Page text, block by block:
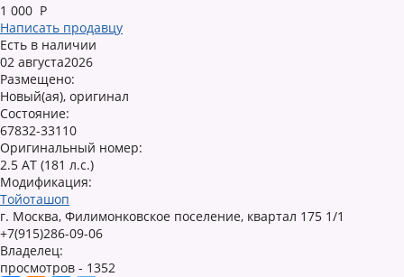
1 000 Р
Написать продавцу
Есть в наличии
02 августа2026
Размещено:
Новый(ая), оригинал
Состояние:
67832-33110
Оригинальный номер:
2.5 AT (181 л.с.)
Модификация:
Тойоташоп
г. Москва, Филимонковское поселение, квартал 175 1/1
+7(915)286-09-06
Владелец:
просмотров - 1352